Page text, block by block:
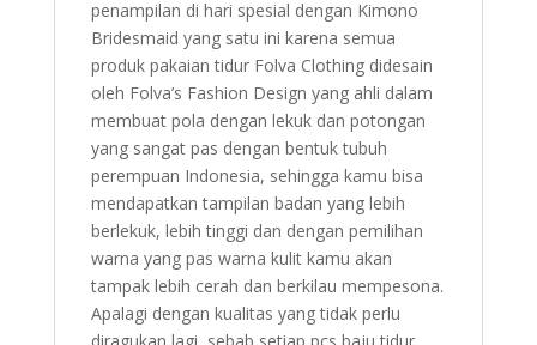
penampilan di hari spesial dengan Kimono
Bridesmaid yang satu ini karena semua
produk pakaian tidur Folva Clothing didesain
oleh Folva’s Fashion Design yang ahli dalam
membuat pola dengan lekuk dan potongan
yang sangat pas dengan bentuk tubuh
perempuan Indonesia, sehingga kamu bisa
mendapatkan tampilan badan yang lebih
berlekuk, lebih tinggi dan dengan pemilihan
warna yang pas warna kulit kamu akan
tampak lebih cerah dan berkilau mempesona.
Apalagi dengan kualitas yang tidak perlu